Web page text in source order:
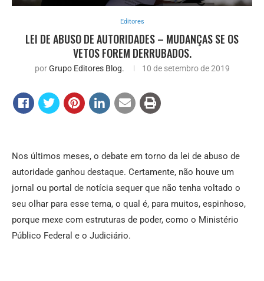
Editores
LEI DE ABUSO DE AUTORIDADES – MUDANÇAS SE OS
VETOS FOREM DERRUBADOS.
porGrupo Editores Blog. 10 de setembro de 2019
Nos últimos meses, o debate em torno da lei de abuso de
autoridade ganhou destaque. Certamente, não houve um
jornal ou portal de notícia sequer que não tenha voltado o
seu olhar para esse tema, o qual é, para muitos, espinhoso,
porque mexe com estruturas de poder, como o Ministério
Público Federal e o Judiciário.